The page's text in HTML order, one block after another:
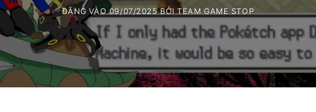
ĐĂNG VÀO09/07/2025 BỞITEAM GAME STOP